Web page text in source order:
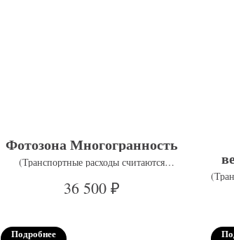
Фотозона Многогранность
(Транспортные расходы считаются
отдельно)
36 500 ₽
Подробнее